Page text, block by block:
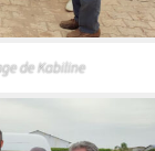
de Kabiline